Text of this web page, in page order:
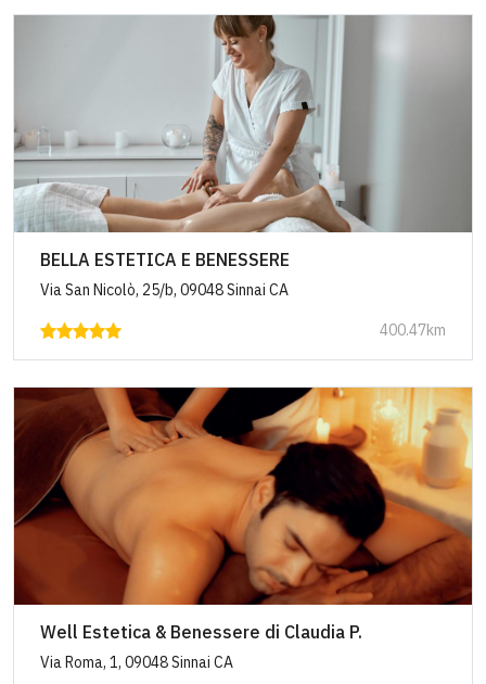
BELLA ESTETICA E BENESSERE
Via San Nicolò, 25/b, 09048 Sinnai CA
400.47km
Well Estetica & Benessere di Claudia P.
Via Roma, 1, 09048 Sinnai CA